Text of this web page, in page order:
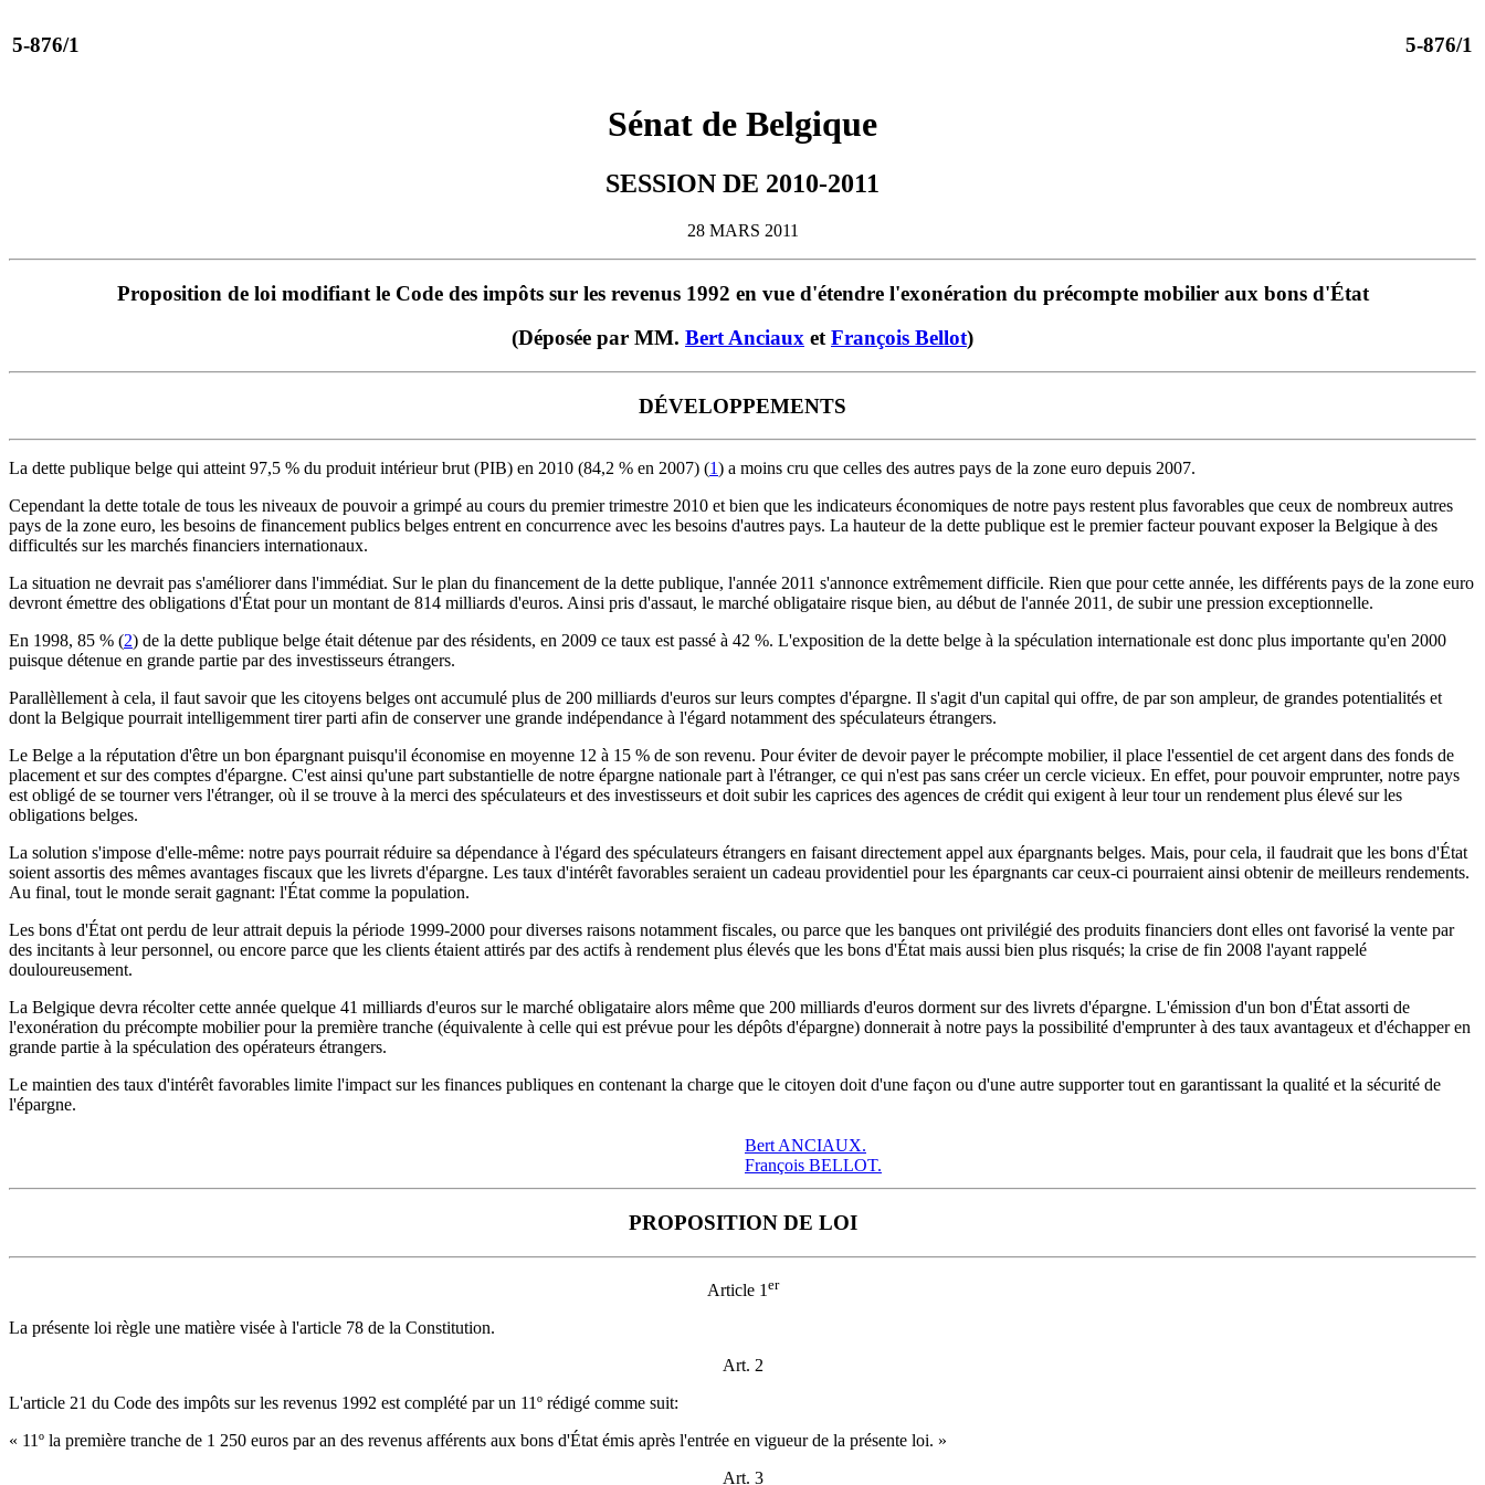
5-876/1 5-876/1
Sénat de Belgique
SESSION DE 2010-2011
28 MARS 2011
Proposition de loi modifiant le Code des impôts sur les revenus 1992 en vue d'étendre l'exonération du précompte mobilier aux bons d'État
(Déposée par MM. Bert Anciaux etFrançois Bellot)
DÉVELOPPEMENTS
La dette publique belge qui atteint 97,5 % du produit intérieur brut (PIB) en 2010 (84,2 % en 2007) (1) a moins cru que celles des autres pays de la zone euro depuis 2007.
Cependant la dette totale de tous les niveaux de pouvoir a grimpé au cours du premier trimestre 2010 et bien que les indicateurs économiques de notre pays restent plus favorables que ceux de nombreux autres
pays de la zone euro, les besoins de financement publics belges entrent en concurrence avec les besoins d'autres pays. La hauteur de la dette publique est le premier facteur pouvant exposer la Belgique à des
difficultés sur les marchés financiers internationaux.
La situation ne devrait pas s'améliorer dans l'immédiat. Sur le plan du financement de la dette publique, l'année 2011 s'annonce extrêmement difficile. Rien que pour cette année, les différents pays de la zone euro
devront émettre des obligations d'État pour un montant de 814 milliards d'euros. Ainsi pris d'assaut, le marché obligataire risque bien, au début de l'année 2011, de subir une pression exceptionnelle.
En 1998, 85 % (2) de la dette publique belge était détenue par des résidents, en 2009 ce taux est passé à 42 %. L'exposition de la dette belge à la spéculation internationale est donc plus importante qu'en 2000
puisque détenue en grande partie par des investisseurs étrangers.
Parallèllement à cela, il faut savoir que les citoyens belges ont accumulé plus de 200 milliards d'euros sur leurs comptes d'épargne. Il s'agit d'un capital qui offre, de par son ampleur, de grandes potentialités et
dont la Belgique pourrait intelligemment tirer parti afin de conserver une grande indépendance à l'égard notamment des spéculateurs étrangers.
Le Belge a la réputation d'être un bon épargnant puisqu'il économise en moyenne 12 à 15 % de son revenu. Pour éviter de devoir payer le précompte mobilier, il place l'essentiel de cet argent dans des fonds de
placement et sur des comptes d'épargne. C'est ainsi qu'une part substantielle de notre épargne nationale part à l'étranger, ce qui n'est pas sans créer un cercle vicieux. En effet, pour pouvoir emprunter, notre pays
est obligé de se tourner vers l'étranger, où il se trouve à la merci des spéculateurs et des investisseurs et doit subir les caprices des agences de crédit qui exigent à leur tour un rendement plus élevé sur les
obligations belges.
La solution s'impose d'elle-même: notre pays pourrait réduire sa dépendance à l'égard des spéculateurs étrangers en faisant directement appel aux épargnants belges. Mais, pour cela, il faudrait que les bons d'État
soient assortis des mêmes avantages fiscaux que les livrets d'épargne. Les taux d'intérêt favorables seraient un cadeau providentiel pour les épargnants car ceux-ci pourraient ainsi obtenir de meilleurs rendements.
Au final, tout le monde serait gagnant: l'État comme la population.
Les bons d'État ont perdu de leur attrait depuis la période 1999-2000 pour diverses raisons notamment fiscales, ou parce que les banques ont privilégié des produits financiers dont elles ont favorisé la vente par
des incitants à leur personnel, ou encore parce que les clients étaient attirés par des actifs à rendement plus élevés que les bons d'État mais aussi bien plus risqués; la crise de fin 2008 l'ayant rappelé
douloureusement.
La Belgique devra récolter cette année quelque 41 milliards d'euros sur le marché obligataire alors même que 200 milliards d'euros dorment sur des livrets d'épargne. L'émission d'un bon d'État assorti de
l'exonération du précompte mobilier pour la première tranche (équivalente à celle qui est prévue pour les dépôts d'épargne) donnerait à notre pays la possibilité d'emprunter à des taux avantageux et d'échapper en
grande partie à la spéculation des opérateurs étrangers.
Le maintien des taux d'intérêt favorables limite l'impact sur les finances publiques en contenant la charge que le citoyen doit d'une façon ou d'une autre supporter tout en garantissant la qualité et la sécurité de
l'épargne.
Bert ANCIAUX.
François BELLOT.
PROPOSITION DE LOI
Article 1 er
La présente loi règle une matière visée à l'article 78 de la Constitution.
Art. 2
L'article 21 du Code des impôts sur les revenus 1992 est complété par un 11º rédigé comme suit:
« 11º la première tranche de 1 250 euros par an des revenus afférents aux bons d'État émis après l'entrée en vigueur de la présente loi. »
Art. 3